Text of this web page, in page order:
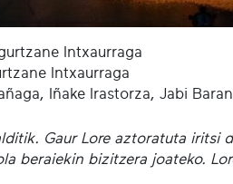
Intxaurraga
Intxaurraga
Iñake Irastorza, Jabi
Gaur Lore aztoratuta iritsi
beraiekin bizitzera joateko.